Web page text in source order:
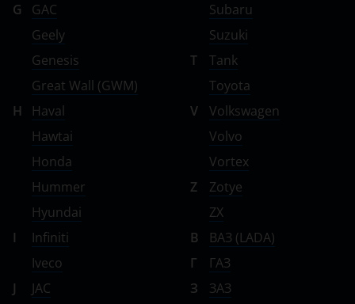
G
GAC
Geely
Genesis
Great Wall (GWM)
H
Haval
Hawtai
Honda
Hummer
Hyundai
I
Infiniti
Iveco
J
JAC
Subaru
Suzuki
T
Tank
Toyota
V
Volkswagen
Volvo
Vortex
Z
Zotye
ZX
В
ВАЗ (LADA)
Г
ГАЗ
З
ЗАЗ